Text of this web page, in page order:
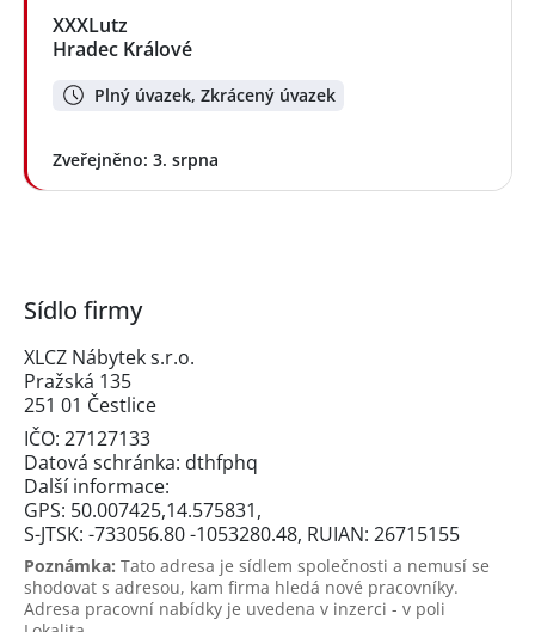
XXXLutz
Hradec Králové
Plný úvazek, Zkrácený úvazek
Zveřejněno: 3. srpna
Sídlo firmy
XLCZ Nábytek s.r.o.
Pražská 135
251 01 Čestlice
IČO: 27127133
Datová schránka: dthfphq
Další informace:
GPS: 50.007425,14.575831,
S-JTSK: -733056.80 -1053280.48, RUIAN: 26715155
Poznámka: Tato adresa je sídlem společnosti a nemusí se
shodovat s adresou, kam firma hledá nové pracovníky.
Adresa pracovní nabídky je uvedena v inzerci - v poli